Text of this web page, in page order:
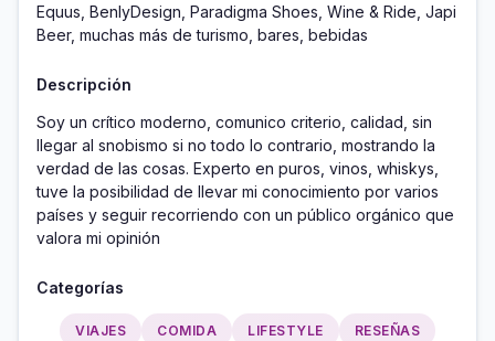
Equus, BenlyDesign, Paradigma Shoes, Wine & Ride, Japi
Beer, muchas más de turismo, bares, bebidas
Descripción
Soy un crítico moderno, comunico criterio, calidad, sin
llegar al snobismo si no todo lo contrario, mostrando la
verdad de las cosas. Experto en puros, vinos, whiskys,
tuve la posibilidad de llevar mi conocimiento por varios
países y seguir recorriendo con un público orgánico que
valora mi opinión
Categorías
VIAJES COMIDA LIFESTYLE RESEÑAS